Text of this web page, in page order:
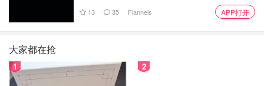
13 35 Flannels APP打开
大家都在抢
1 2